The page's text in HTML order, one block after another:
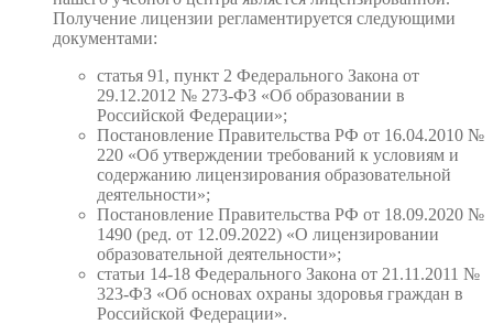
Получение лицензии регламентируется следующими
документами:
статья 91, пункт 2 Федерального Закона от
29.12.2012 № 273-ФЗ «Об образовании в
Российской Федерации»;
Постановление Правительства РФ от 16.04.2010 №
220 «Об утверждении требований к условиям и
содержанию лицензирования образовательной
деятельности»;
Постановление Правительства РФ от 18.09.2020 №
1490 (ред. от 12.09.2022) «О лицензировании
образовательной деятельности»;
статьи 14-18 Федерального Закона от 21.11.2011 №
323-ФЗ «Об основах охраны здоровья граждан в
Российской Федерации».